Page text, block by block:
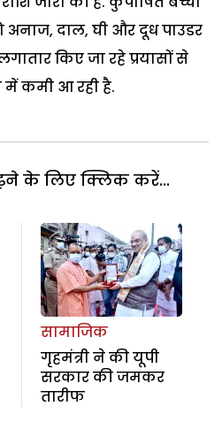
दाल, घी और दूध पाउडर
किए जा रहे प्रयासों से
में कमी आ रही है.
के लिए क्लिक करें...
सामाजिक
गृहमंत्री ने की यूपी
सरकार की जमकर
तारीफ